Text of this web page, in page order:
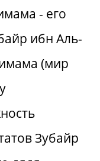
- его
ибн Аль-
(мир
Зубайр